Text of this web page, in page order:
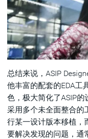
总结来说，ASIP
他丰富的配套的EDA工
色，极大简化了ASIP
采用多个未全面整合的
行某一设计版本移植，
要解决发现的问题，通